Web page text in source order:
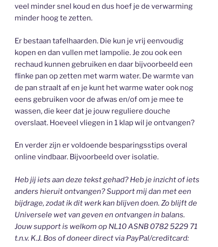
veel minder snel koud en dus hoef je de verwarming
minder hoog te zetten.
Er bestaan tafelhaarden. Die kun je vrij eenvoudig
kopen en dan vullen met lampolie. Je zou ook een
rechaud kunnen gebruiken en daar bijvoorbeeld een
flinke pan op zetten met warm water. De warmte van
de pan straalt af en je kunt het warme water ook nog
eens gebruiken voor de afwas en/of om je mee te
wassen, die keer dat je jouw reguliere douche
overslaat. Hoeveel vliegen in 1 klap wil je ontvangen?
En verder zijn er voldoende besparingsstips overal
online vindbaar. Bijvoorbeeld over isolatie.
Heb jij iets aan deze tekst gehad? Heb je inzicht of iets
anders hieruit ontvangen? Support mij dan met een
bijdrage, zodat ik dit werk kan blijven doen. Zo blijft de
Universele wet van geven en ontvangen in balans.
Jouw support is welkom op NL10 ASNB 0782 5229 71
t.n.v. K.J. Bos of doneer direct via PayPal/creditcard: